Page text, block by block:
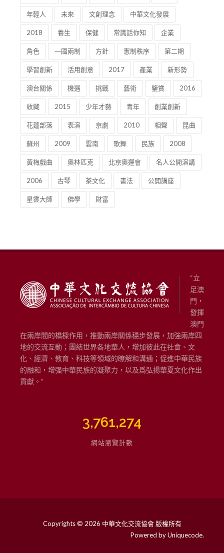
年輕人 未來 文創理念 中華文化發展
2018 養生 保健 常識話你知 企業
角色 一國兩制 方針 憲制秩序 第二期
學習創新 活用創意 2017 產業 新形勢
澳台關係 機遇 挑戰 藝術 鑒賞 2016
收藏 2015 少年才藝 青年 創業創新
花蓮部落 表演 京劇 2010 相聲 昆曲
蘇州 2009 雲南 歌舞 民族 2008
黃梅戲曲 奧林匹克 北京奧運會 名人公開演講
2006 古琴 茶文化 書法 公開講座
星雲大師 佛學 財富
“立
足澳
門，
發揮
澳門
在兩岸間的橋樑作用，推動兩岸關係穩步發展，加強兩岸四
地的交流互動；團結世界各地華人，增加彼此在社會、文
化、經濟、教育、科技等領域的瞭解和溝通；促進中華民族
的融和，增强中華民族的凝聚力，以及爲弘揚華夏文化作出
貢獻。”
3,761,274
網站瀏覽計數
Copyrights © 2026 中華文化交流協會 版權所有
Powered byUniquecode.